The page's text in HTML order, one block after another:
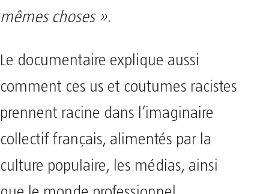
mêmes choses ».
Le documentaire explique aussi
comment ces us et coutumes racistes
prennent racine dans l’imaginaire
collectif français, alimentés par la
culture populaire, les médias, ainsi